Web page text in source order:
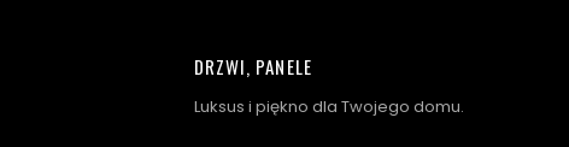
DRZWI, PANELE
Luksus i piękno dla Twojego domu.